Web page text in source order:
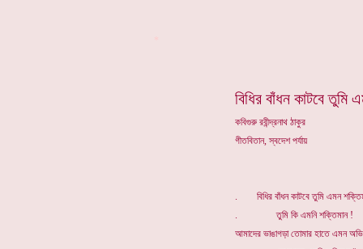
বিধির বাঁধন কাটবে তুমি
কবিগুরু রবীন্দ্রনাথ ঠাকুর
গীতবিতান, স্বদেশ পর্যায়
. বিধির বাঁধন কাটবে তুমি এমন
. তুমি কি এমনি শক্তিমান !
আমাদের ভাঙাগড়া তোমার হাতে এমন